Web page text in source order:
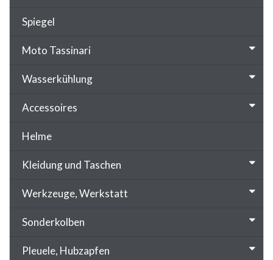
Spiegel
Moto Tassinari
Wasserkühlung
Accessoires
Helme
Kleidung und Taschen
Werkzeuge, Werkstatt
Sonderkolben
Pleuele, Hubzapfen